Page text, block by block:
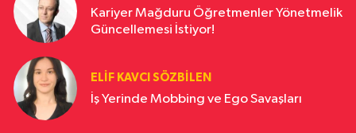
Kariyer Mağduru Öğretmenler Yönetmelik
Güncellemesi İstiyor!
ELIF KAVCI SÖZBILEN
İş Yerinde Mobbing ve Ego Savaşları